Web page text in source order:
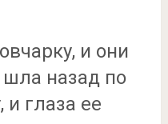
и они
назад по
глаза ее